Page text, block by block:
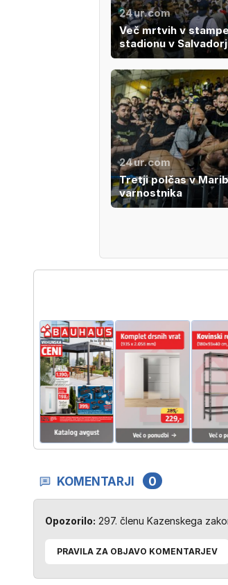
24ur.com
Več mrtvih v
stadionu v
24ur.com
Tretji polčas v
varnostnika
KOMENTARJI 0
Opozorilo: 297. členu Kazenskega
PRAVILA ZA OBJAVO KOMENTARJEV